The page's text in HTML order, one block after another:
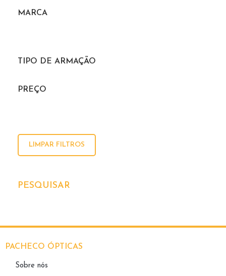
MARCA
TIPO DE ARMAÇÃO
PREÇO
LIMPAR FILTROS
PESQUISAR
PACHECO ÓPTICAS
Sobre nós